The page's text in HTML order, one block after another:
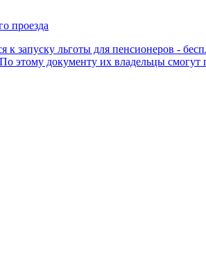
проезда
запуску льготы для пенсионеров -
этому документу их владельцы смогут